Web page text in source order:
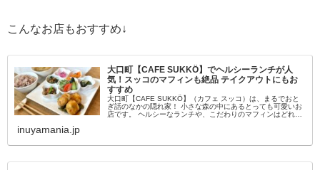
こんなお店もおすすめ↓
大口町【CAFE SUKKÖ】でヘルシーランチが人
気！スッコのマフィンも絶品 テイクアウトにもお
すすめ
大口町【CAFE SUKKÖ】（カフェ スッコ）は、まるでおと
ぎ話のなかの隠れ家！ 小さな森の中にあるとっても可愛いお
店です。 ヘルシーなランチや、こだわりのマフィンはどれも
inuyamania.jp